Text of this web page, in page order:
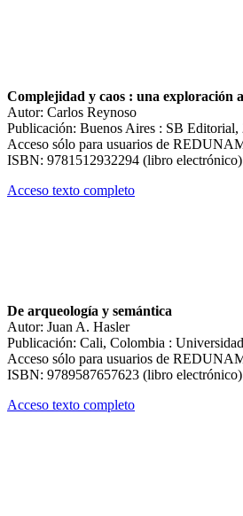
Complejidad y caos : una exploración
Autor: Carlos Reynoso
Publicación: Buenos Aires : SB Editorial,
Acceso sólo para usuarios de
ISBN: 9781512932294 (libro electrónico)
Acceso texto completo
De arqueología y semántica
Autor: Juan A. Hasler
Publicación: Cali, Colombia :
Acceso sólo para usuarios de
ISBN: 9789587657623 (libro electrónico)
Acceso texto completo